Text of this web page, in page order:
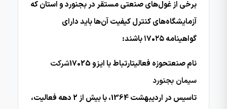
برخی از غول‌های صنعتی مستقر در بجنورد و استان که
آزمایشگاه‌های کنترل کیفیت آن‌ها باید دارای
گواهینامه ۱۷۰۲۵ باشند:
نام صنعتحوزه فعالیتارتباط با ایزو 17025
شرکت
سیمان بجنورد
تاسیس در اردیبهشت 1364، با بیش از 2 دهه فعالیت،